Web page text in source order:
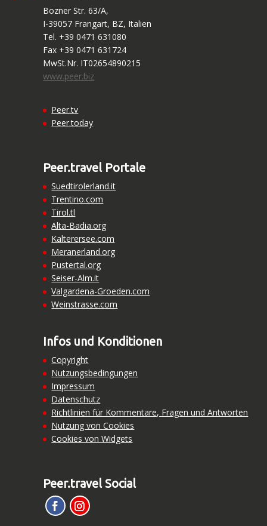
Bozner Str. 63/A,
I-39057 Frangart, BZ, Italien
Tel. +39 0471 631080
Fax +39 0471 631724
MwSt.Nr. IT02654890215
www.peer.biz
Peer.tv
Peer.today
Peer.travel Portale
Suedtirolerland.it
Trentino.com
Tirol.tl
Alta-Badia.org
Kalterersee.com
Meranerland.org
Pustertal.org
Seiser-Alm.it
Valgardena-Groeden.com
Weinstrasse.com
Infos und Konditionen
Copyright
Nutzungsbedingungen
Impressum
Datenschutz
Richtlinien für Kommentare, Fragen und Antworten
Nutzung von Cookies
Cookies von Widgets
Peer.travel Social